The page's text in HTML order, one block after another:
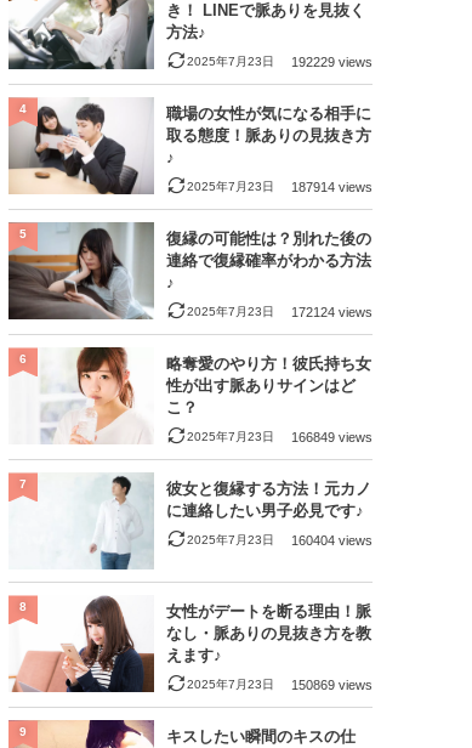
き！ LINEで脈ありを見抜く
方法♪
2025年7月23日 192229 views
職場の女性が気になる相手に
取る態度！脈ありの見抜き方
♪
2025年7月23日 187914 views
4
復縁の可能性は？別れた後の
連絡で復縁確率がわかる方法
♪
2025年7月23日 172124 views
5
略奪愛のやり方！彼氏持ち女
性が出す脈ありサインはど
こ？
2025年7月23日 166849 views
6
彼女と復縁する方法！元カノ
に連絡したい男子必見です♪
2025年7月23日 160404 views
7
女性がデートを断る理由！脈
なし・脈ありの見抜き方を教
えます♪
2025年7月23日 150869 views
8
キスしたい瞬間のキスの仕
9